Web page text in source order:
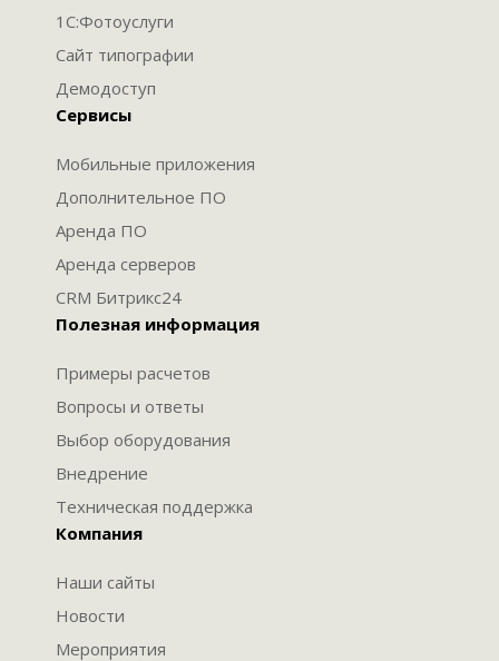
1С:Фотоуслуги
Сайт типографии
Демодоступ
Сервисы
Мобильные приложения
Дополнительное ПО
Аренда ПО
Аренда серверов
CRM Битрикс24
Полезная информация
Примеры расчетов
Вопросы и ответы
Выбор оборудования
Внедрение
Техническая поддержка
Компания
Наши сайты
Новости
Мероприятия